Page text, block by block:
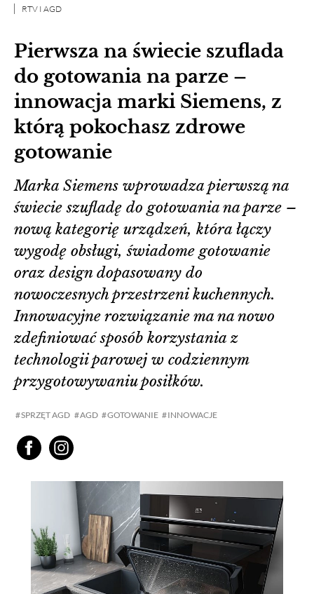
Pierwsza na świecie szuflada
do gotowania na parze –
innowacja marki Siemens, z
którą pokochasz zdrowe
gotowanie
RTV I AGD
SPRZĘT AGD AGD GOTOWANIE INNOWACJE
Marka Siemens wprowadza pierwszą na
świecie szufladę do gotowania na parze –
nową kategorię urządzeń, która łączy
wygodę obsługi, świadome gotowanie
oraz design dopasowany do
nowoczesnych przestrzeni kuchennych.
Innowacyjne rozwiązanie ma na nowo
zdefiniować sposób korzystania z
technologii parowej w codziennym
przygotowywaniu posiłków.